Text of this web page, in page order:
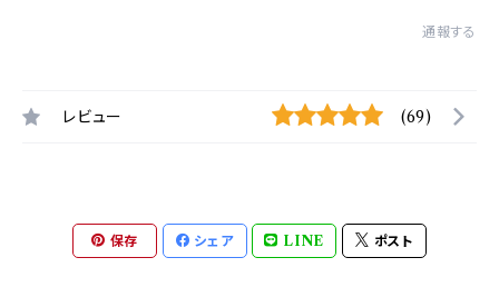
通報する
レビュー (69)
保存 シェア LINE ポスト